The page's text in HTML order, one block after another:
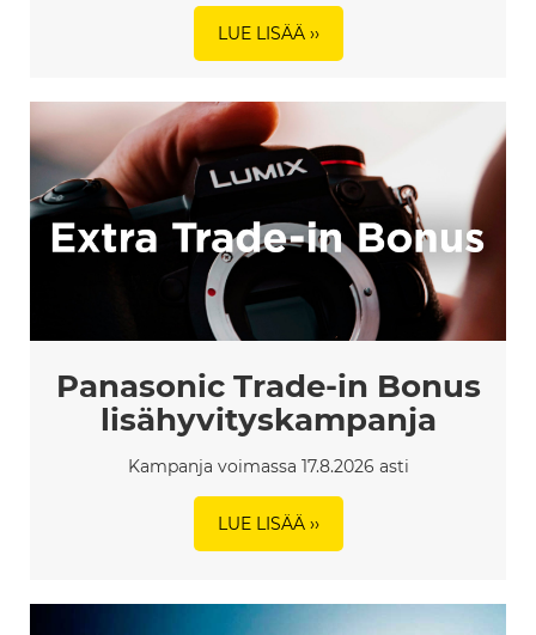
LUE LISÄÄ ››
Panasonic Trade-in Bonus
lisähyvityskampanja
Kampanja voimassa 17.8.2026 asti
LUE LISÄÄ ››